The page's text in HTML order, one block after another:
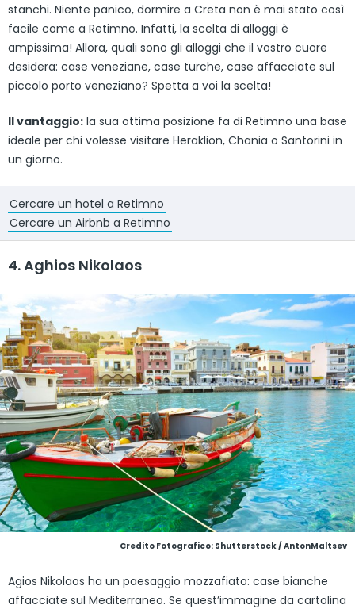
stanchi. Niente panico, dormire a Creta non è mai stato così
facile come a Retimno. Infatti, la scelta di alloggi è
ampissima! Allora, quali sono gli alloggi che il vostro cuore
desidera: case veneziane, case turche, case affacciate sul
piccolo porto veneziano? Spetta a voi la scelta!
Il vantaggio: la sua ottima posizione fa di Retimno una base
ideale per chi volesse visitare Heraklion, Chania o Santorini in
un giorno.
Cercare un hotel a Retimno
Cercare un Airbnb a Retimno
4. Aghios Nikolaos
Credito Fotografico: Shutterstock / AntonMaltsev
Agios Nikolaos ha un paesaggio mozzafiato: case bianche
affacciate sul Mediterraneo. Se quest’immagine da cartolina